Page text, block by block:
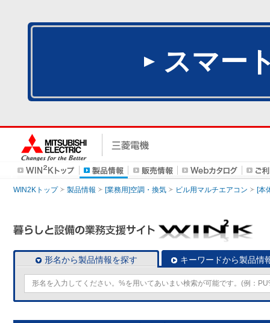
スマー
WIN2Kトップ 製品情報 [業務用]空調・換気 ビル用マルチエアコン [本
形名から製品情報を探す キーワードから製品情